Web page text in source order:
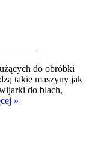
do obróbki
takie maszyny jak
do blach,
»